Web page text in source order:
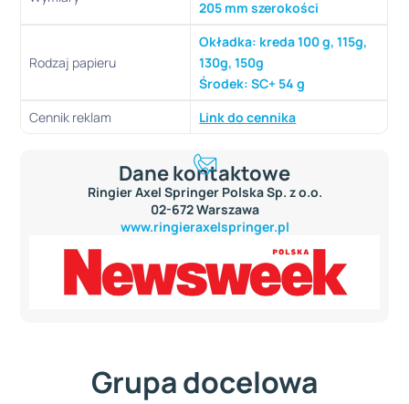
205 mm szerokości
Rodzaj papieru
Okładka: kreda 100 g, 115g,
130g, 150g
Środek: SC+ 54 g
Cennik reklam
Link do cennika
Dane kontaktowe
Ringier Axel Springer Polska Sp. z o.o.
02-672 Warszawa
www.ringieraxelspringer.pl
Grupa docelowa